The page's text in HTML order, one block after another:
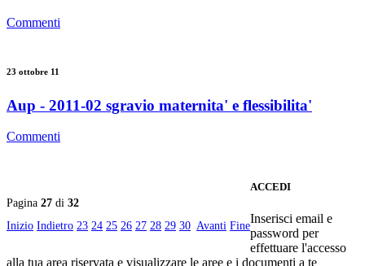
Commenti
23 ottobre 11
Aup - 2011-02 sgravio maternita' e flessibilita'
Commenti
Pagina 27 di 32
Inizio Indietro 23 24 25 26 27 28 29 30 Avanti Fine
ACCEDI
Inserisci email e
password per
effettuare l'accesso
alla tua area riservata e visualizzare le aree e i documenti a te